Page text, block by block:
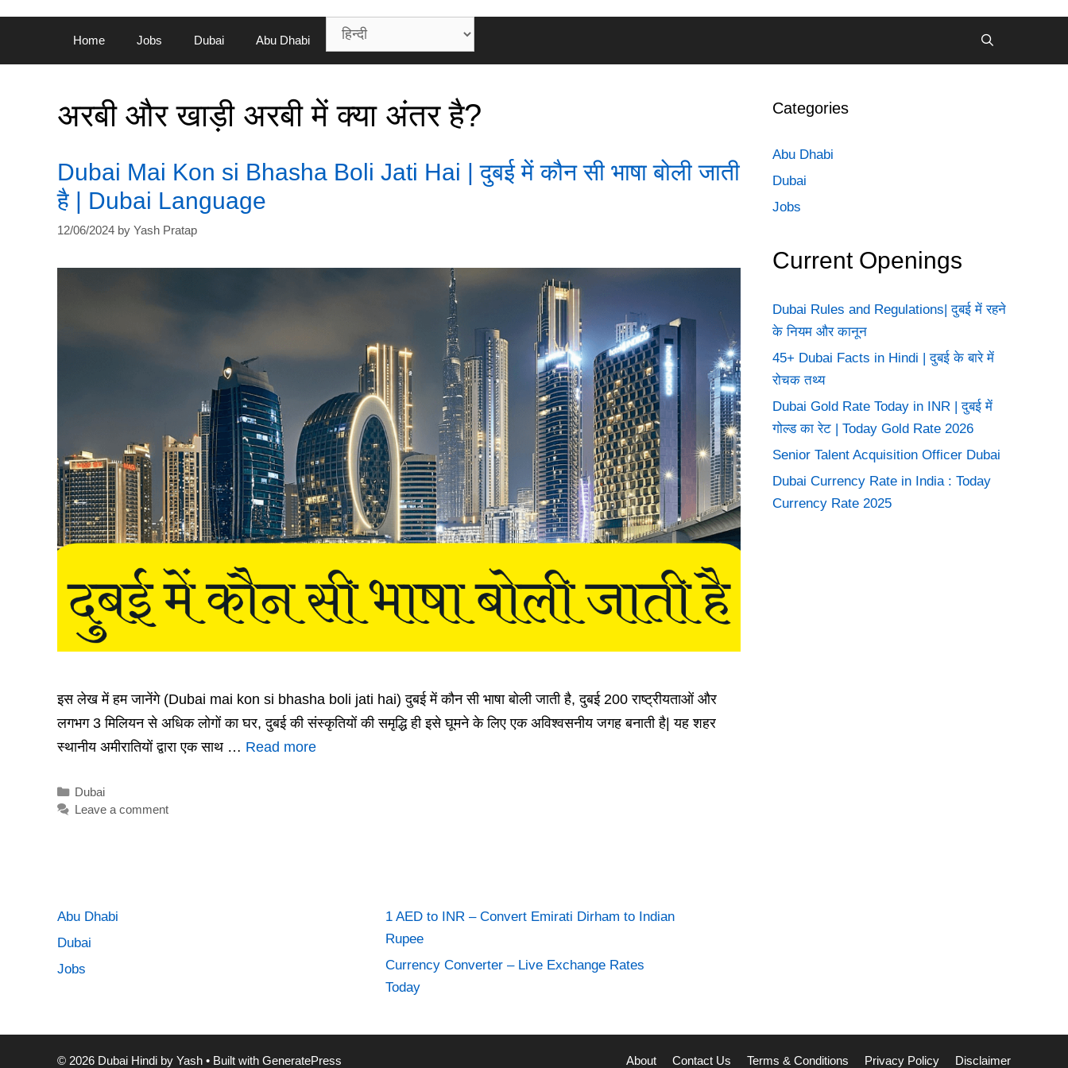
Home Jobs Dubai Abu Dhabi
अरबी और खाड़ी अरबी में क्या अंतर है?
Dubai Mai Kon si Bhasha Boli Jati Hai | दुबई में कौन सी भाषा बोली जाती
है | Dubai Language
12/06/2024 by Yash Pratap
इस लेख में हम जानेंगे (Dubai mai kon si bhasha boli jati hai) दुबई में कौन सी भाषा बोली जाती है, दुबई 200 राष्ट्रीयताओं और
लगभग 3 मिलियन से अधिक लोगों का घर, दुबई की संस्कृतियों की समृद्धि ही इसे घूमने के लिए एक अविश्वसनीय जगह बनाती है| यह शहर
स्थानीय अमीरातियों द्वारा एक साथ … Read more
Categories
Dubai
Leave a comment
Categories
Abu Dhabi
Dubai
Jobs
Current Openings
Dubai Rules and Regulations| दुबई में रहने
के नियम और कानून
45+ Dubai Facts in Hindi | दुबई के बारे में
रोचक तथ्य
Dubai Gold Rate Today in INR | दुबई में
गोल्ड का रेट | Today Gold Rate 2026
Senior Talent Acquisition Officer Dubai
Dubai Currency Rate in India : Today
Currency Rate 2025
Abu Dhabi
Dubai
Jobs
1 AED to INR – Convert Emirati Dirham to Indian
Rupee
Currency Converter – Live Exchange Rates
Today
About Contact Us Terms & Conditions Privacy Policy Disclaimer
© 2026 Dubai Hindi by Yash • Built with GeneratePress